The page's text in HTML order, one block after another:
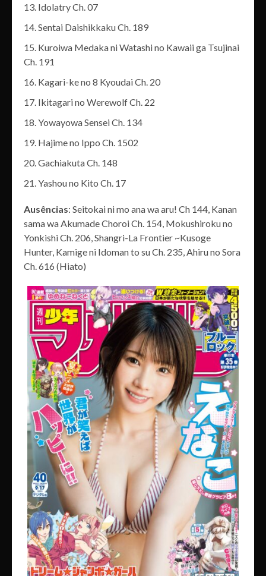
Idolatry Ch. 07
Sentai Daishikkaku Ch. 189
Kuroiwa Medaka ni Watashi no Kawaii ga Tsujinai
Ch. 191
Kagari-ke no 8 Kyoudai Ch. 20
Ikitagari no Werewolf Ch. 22
Yowayowa Sensei Ch. 134
Hajime no Ippo Ch. 1502
Gachiakuta Ch. 148
Yashou no Kito Ch. 17
Ausências: Seitokai ni mo ana wa aru! Ch 144, Kanan
sama wa Akumade Choroi Ch. 154, Mokushiroku no
Yonkishi Ch. 206, Shangri-La Frontier ~Kusoge
Hunter, Kamige ni Idoman to su Ch. 235, Ahiru no Sora
Ch. 616 (Hiato)